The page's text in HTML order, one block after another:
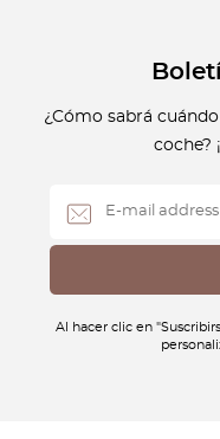
¿Cómo sabrá
coche?
Al hacer clic en